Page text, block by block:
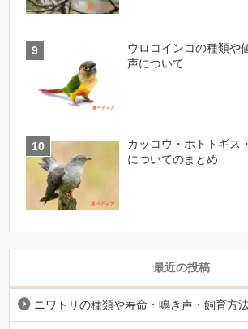
ウロコインコの種類や
声について
カッコウ・ホトトギス
についてのまとめ
最近の投稿
ニワトリの種類や寿命・鳴き声・飼育方